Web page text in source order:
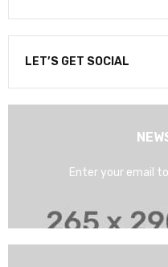
LET’S GET SOCIAL
Enter your email